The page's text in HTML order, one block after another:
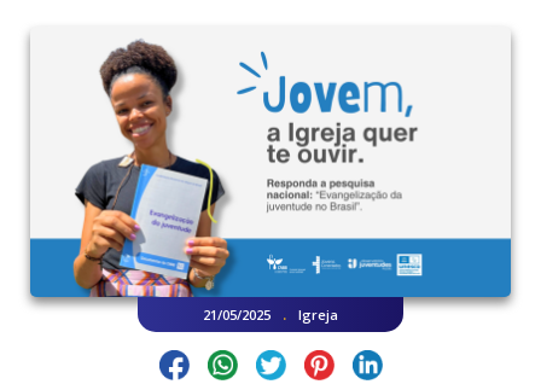
21/05/2025 . Igreja